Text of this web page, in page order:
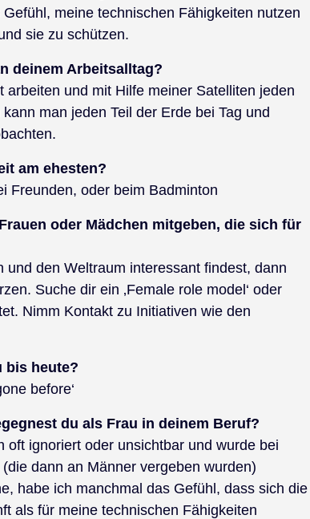
meine technischen Fähigkeiten nutzen
sie zu schützen.
deinem Arbeitsalltag?
arbeiten und mit Hilfe meiner Satelliten jeden
man jeden Teil der Erde bei Tag und
am ehesten?
Freunden, oder beim Badminton
oder Mädchen mitgeben, die sich für
und den Weltraum interessant findest, dann
Suche dir ein ‚Female role model‘ oder
Nimm Kontakt zu Initiativen wie den
bis heute?
before‘
du als Frau in deinem Beruf?
oft ignoriert oder unsichtbar und wurde bei
dann an Männer vergeben wurden)
habe ich manchmal das Gefühl, dass sich die
als für meine technischen Fähigkeiten